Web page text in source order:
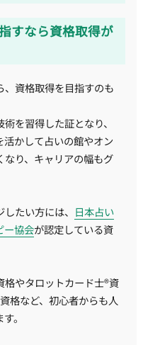
すなら資格取得が
、資格取得を目指すのも
を習得した証となり、
かして占いの館やオン
なり、キャリアの幅もグ
たい方には、 日本占い
ー協会が認定している資
格やタロットカード士®資
格など、初心者からも人
。